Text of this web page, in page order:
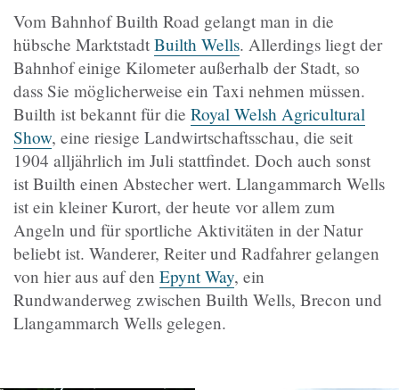
Vom Bahnhof Builth Road gelangt man in die
hübsche Marktstadt Builth Wells. Allerdings liegt der
Bahnhof einige Kilometer außerhalb der Stadt, so
dass Sie möglicherweise ein Taxi nehmen müssen.
Builth ist bekannt für die Royal Welsh Agricultural
Show, eine riesige Landwirtschaftsschau, die seit
1904 alljährlich im Juli stattfindet. Doch auch sonst
ist Builth einen Abstecher wert. Llangammarch Wells
ist ein kleiner Kurort, der heute vor allem zum
Angeln und für sportliche Aktivitäten in der Natur
beliebt ist. Wanderer, Reiter und Radfahrer gelangen
von hier aus auf den Epynt Way, ein
Rundwanderweg zwischen Builth Wells, Brecon und
Llangammarch Wells gelegen.